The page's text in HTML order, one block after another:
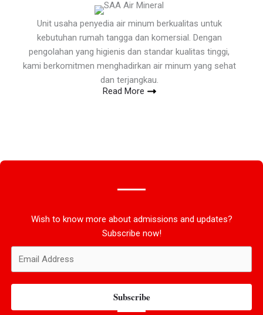
Unit usaha penyedia air minum berkualitas untuk
kebutuhan rumah tangga dan komersial. Dengan
pengolahan yang higienis dan standar kualitas tinggi,
kami berkomitmen menghadirkan air minum yang sehat
dan terjangkau.
Read More
Wish to know more about admissions and updates?
Subscribe now!
Subscribe